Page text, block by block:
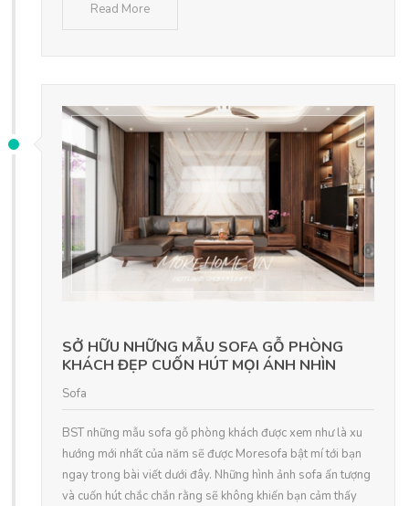
Read More
SỞ HỮU NHỮNG MẪU SOFA GỖ PHÒNG
KHÁCH ĐẸP CUỐN HÚT MỌI ÁNH NHÌN
Sofa
BST những mẫu sofa gỗ phòng khách được xem như là xu
hướng mới nhất của năm sẽ được Moresofa bật mí tới bạn
ngay trong bài viết dưới đây. Những hình ảnh sofa ấn tượng
và cuốn hút chắc chắn rằng sẽ không khiến bạn cảm thấy